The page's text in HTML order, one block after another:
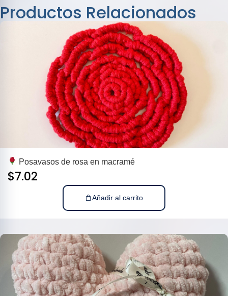
Productos Relacionados
Posavasos de rosa en macramé
$7.02
Añadir al carrito